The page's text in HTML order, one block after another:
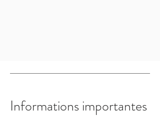
Informations importantes